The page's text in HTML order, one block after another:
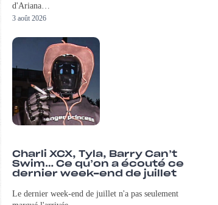
d'Ariana…
3 août 2026
Charli XCX, Tyla, Barry Can’t
Swim… Ce qu’on a écouté ce
dernier week-end de juillet
Le dernier week-end de juillet n'a pas seulement